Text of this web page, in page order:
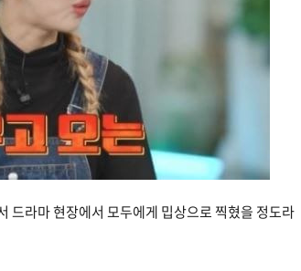
드라마 현장에서 모두에게 밉상으로 찍혔을 정도라